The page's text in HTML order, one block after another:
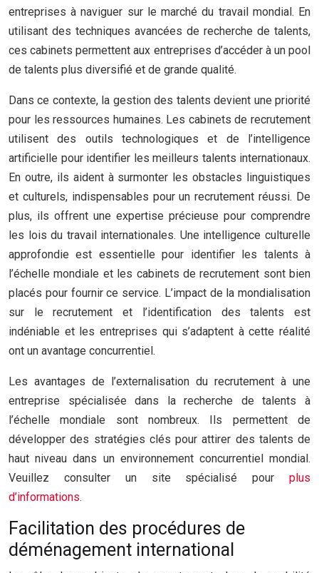
entreprises à naviguer sur le marché du travail mondial. En
utilisant des techniques avancées de recherche de talents,
ces cabinets permettent aux entreprises d’accéder à un pool
de talents plus diversifié et de grande qualité.
Dans ce contexte, la gestion des talents devient une priorité
pour les ressources humaines. Les cabinets de recrutement
utilisent des outils technologiques et de l’intelligence
artificielle pour identifier les meilleurs talents internationaux.
En outre, ils aident à surmonter les obstacles linguistiques
et culturels, indispensables pour un recrutement réussi. De
plus, ils offrent une expertise précieuse pour comprendre
les lois du travail internationales. Une intelligence culturelle
approfondie est essentielle pour identifier les talents à
l’échelle mondiale et les cabinets de recrutement sont bien
placés pour fournir ce service. L’impact de la mondialisation
sur le recrutement et l’identification des talents est
indéniable et les entreprises qui s’adaptent à cette réalité
ont un avantage concurrentiel.
Les avantages de l’externalisation du recrutement à une
entreprise spécialisée dans la recherche de talents à
l’échelle mondiale sont nombreux. Ils permettent de
développer des stratégies clés pour attirer des talents de
haut niveau dans un environnement concurrentiel mondial.
Veuillez consulter un site spécialisé pour plus
d’informations.
Facilitation des procédures de
déménagement international